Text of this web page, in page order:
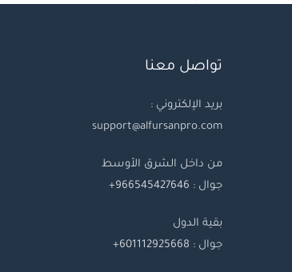
تواصل معنا
بريد الإلكتروني :
support@alfursanpro.com
من داخل الشرق الأوسط
جوال : 966545427646+
بقية الدول
جوال : 601112925668+